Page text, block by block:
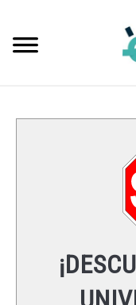
content
LEYES UNIVERSALES